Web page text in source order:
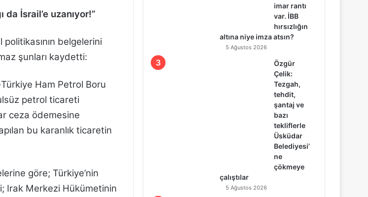
İsrail’e uzanıyor!”
politikasının belgelerini
şunları kaydetti:
Türkiye Ham Petrol Boru
petrol ticareti
ceza ödemesine
bu karanlık ticaretin
göre; Türkiye’nin
Irak Merkezi Hükümetinin
imar rantı
var. İBB
hırsızlığın
altına niye imza atsın?
5 Ağustos 2026
Özgür
Çelik:
Tezgah,
tehdit,
şantaj ve
bazı
tekliflerle
Üsküdar
Belediyesi’
ne
çökmeye
çalıştılar
5 Ağustos 2026